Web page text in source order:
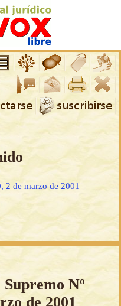
2 de marzo de 2001
Nº
de 2001